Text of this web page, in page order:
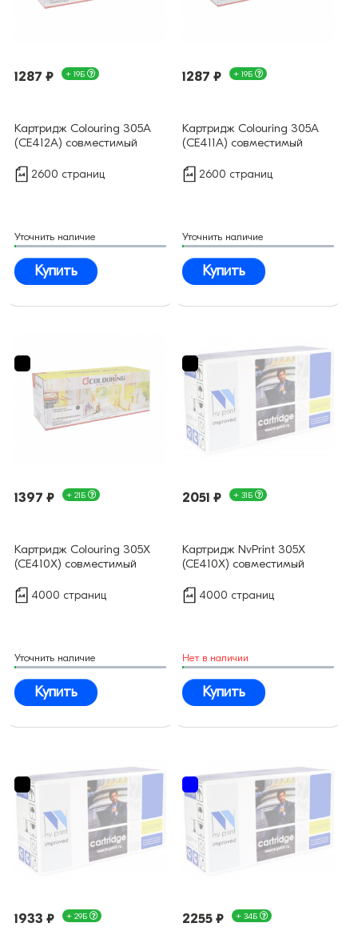
1287 ₽ + 19Б
Картридж Colouring 305А
(CE412A) совместимый
2600 страниц
Уточнить наличие
Купить
1287 ₽ + 19Б
Картридж Colouring 305А
(CE411A) совместимый
2600 страниц
Уточнить наличие
Купить
1397 ₽ + 21Б
Картридж Colouring 305X
(CE410X) совместимый
4000 страниц
Уточнить наличие
Купить
2051 ₽ + 31Б
Картридж NvPrint 305X
(CE410X) совместимый
4000 страниц
Нет в наличии
Купить
1933 ₽ + 29Б 2255 ₽ + 34Б